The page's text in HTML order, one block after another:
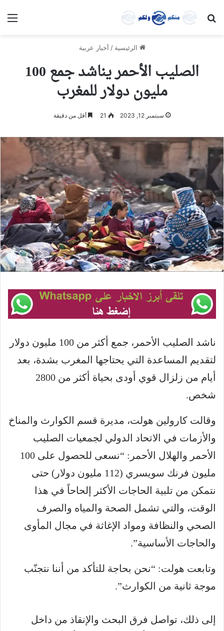
بحث عن
الرئيسية / أخبار عربية
الصليب الأحمر يناشد جمع 100
مليون دولار للمغرب
سبتمبر 12, 2023 21 أقل من دقيقة
ناشد الصليب الأحمر، جمع أكثر من 100 مليون دولار
لتقديم المساعدة التي يحتاجها المغرب بشدة، بعد
أيام من زلزال قوي أودى بحياة أكثر من 2800
شخص.
وقالت كارولين هولت، مديرة قسم الكوارث والمناخ
والأزمات في الاتحاد الدولي لجمعيات الصليب
الأحمر والهلال الأحمر: “نسعى للحصول على 100
مليون فرنك سويسري (112 مليون دولار) حتى
نتمكن من تلبية الحاجات الأكثر إلحاحاً في هذا
الوقت، والتي تشمل الصحة والمياه والصرف
الصحي والنظافة ومواد الإغاثة في مجال المأوى
والحاجات الأساسية”.
وتابعت هولت: “نحن بحاجة للتأكد من أننا نتجنّب
موجة ثانية من الكوارث”.
إلى ذلك، تواصل فرق البحث والإنقاذ من داخل